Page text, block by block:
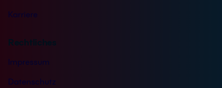
Karriere
Rechtliches
Impressum
Datenschutz